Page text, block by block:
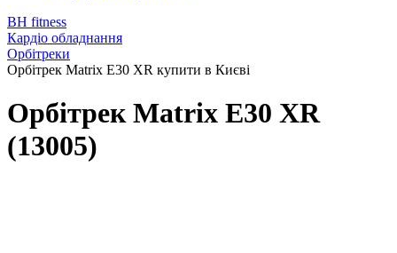
BH fitness
Кардіо обладнання
Орбітреки
Орбітрек Matrix E30 XR купити в Києві
Орбітрек Matrix E30 XR
(13005)